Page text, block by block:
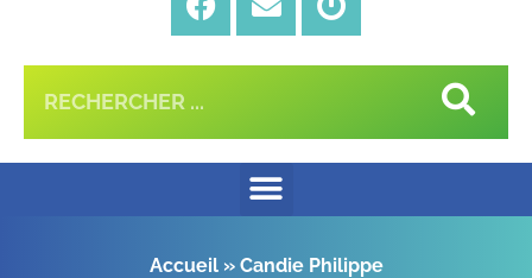
Accueil» Candie Philippe